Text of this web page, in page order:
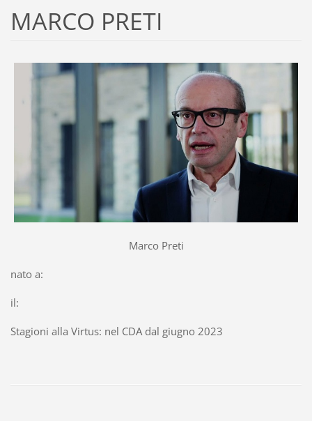
MARCO PRETI
Marco Preti
nato a:
il:
Stagioni alla Virtus: nel CDA dal giugno 2023